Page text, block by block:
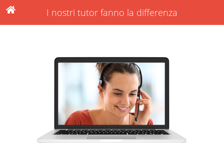
I nostri tutor fanno la differenza